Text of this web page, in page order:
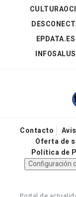
EPDATA.ES
INFOSALUS
Contacto
Oferta de
Política de
Configuración